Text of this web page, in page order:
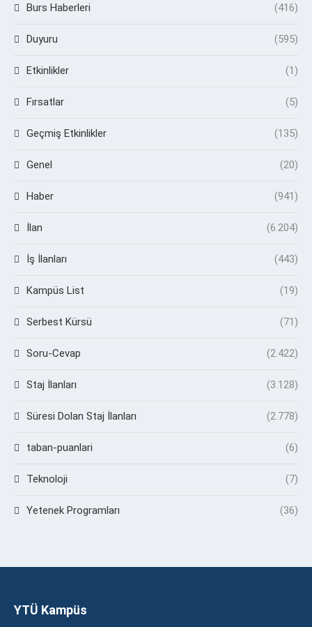
Burs Haberleri (416)
Duyuru (595)
Etkinlikler (1)
Fırsatlar (5)
Geçmiş Etkinlikler (135)
Genel (20)
Haber (941)
İlan (6.204)
İş İlanları (443)
Kampüs List (19)
Serbest Kürsü (71)
Soru-Cevap (2.422)
Staj İlanları (3.128)
Süresi Dolan Staj İlanları (2.778)
taban-puanlari (6)
Teknoloji (7)
Yetenek Programları (36)
YTÜ Kampüs